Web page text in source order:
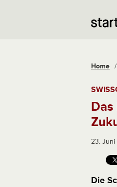
Home /
23. Juni
Die